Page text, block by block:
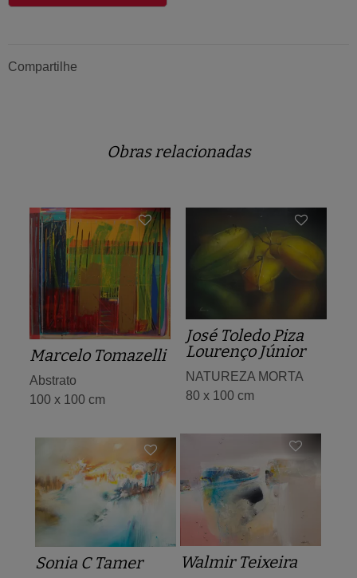
Compartilhe
Obras relacionadas
Marcelo Tomazelli
Abstrato
100 x 100 cm
José Toledo Piza
Lourenço Júnior
NATUREZA MORTA
80 x 100 cm
Walmir Teixeira
Sonia C Tamer